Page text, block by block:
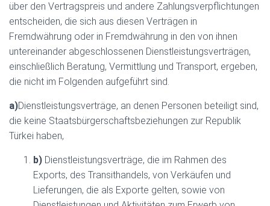
über den Vertragspreis und andere Zahlungsverpflichtungen
entscheiden, die sich aus diesen Verträgen in
Fremdwährung oder in Fremdwährung in den von ihnen
untereinander abgeschlossenen Dienstleistungsverträgen,
einschließlich Beratung, Vermittlung und Transport, ergeben,
die nicht im Folgenden aufgeführt sind.
a)Dienstleistungsverträge, an denen Personen beteiligt sind,
die keine Staatsbürgerschaftsbeziehungen zur Republik
Türkei haben,
b) Dienstleistungsverträge, die im Rahmen des
Exports, des Transithandels, von Verkäufen und
Lieferungen, die als Exporte gelten, sowie von